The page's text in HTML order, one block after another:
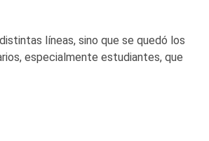
líneas, sino que se quedó los
especialmente estudiantes, que